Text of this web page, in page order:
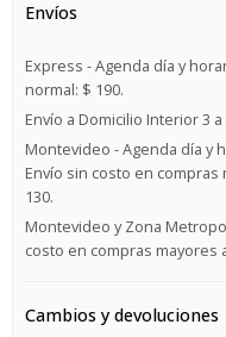
Envíos
Express - Agenda día y
normal: $ 190.
Envío a Domicilio Interior 3
Montevideo - Agenda día y
Envío sin costo en compras
130.
Montevideo y Zona
costo en compras mayores
Cambios y devoluciones